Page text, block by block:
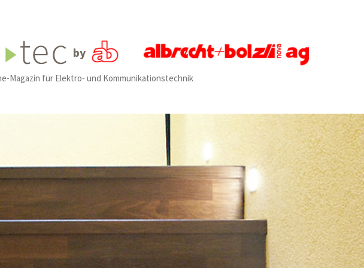
by
Magazin für Elektro- und Kommunikationstechnik